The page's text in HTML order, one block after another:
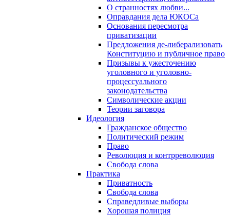
О странностях любви...
Оправдания дела ЮКОСа
Основания пересмотра
приватизации
Предложения де-либерализовать
Конституцию и публичное право
Призывы к ужесточению
уголовного и уголовно-
процессуального
законодательства
Символические акции
Теории заговора
Идеология
Гражданское общество
Политический режим
Право
Революция и контрреволюция
Свобода слова
Практика
Приватность
Свобода слова
Справедливые выборы
Хорошая полиция